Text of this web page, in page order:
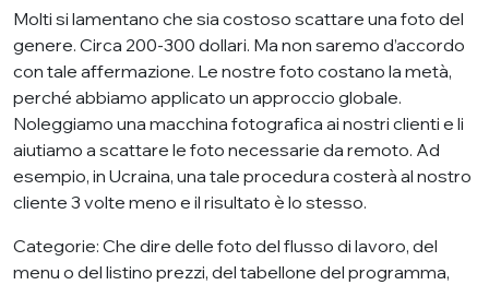
Molti si lamentano che sia costoso scattare una foto del
genere. Circa 200-300 dollari. Ma non saremo d’accordo
con tale affermazione. Le nostre foto costano la metà,
perché abbiamo applicato un approccio globale.
Noleggiamo una macchina fotografica ai nostri clienti e li
aiutiamo a scattare le foto necessarie da remoto. Ad
esempio, in Ucraina, una tale procedura costerà al nostro
cliente 3 volte meno e il risultato è lo stesso.
Categorie: Che dire delle foto del flusso di lavoro, del
menu o del listino prezzi, del tabellone del programma,